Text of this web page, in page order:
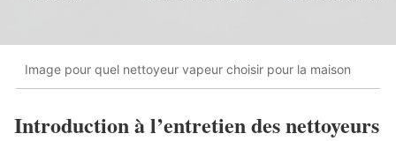
Image pour quel nettoyeur vapeur choisir pour la maison
Introduction à l’entretien des nettoyeurs